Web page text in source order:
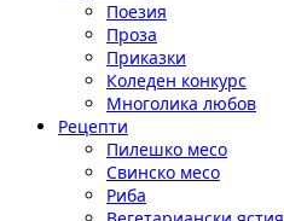
Поезия
Проза
Приказки
Коледен конкурс
Многолика любов
Рецепти
Пилешко месо
Свинско месо
Риба